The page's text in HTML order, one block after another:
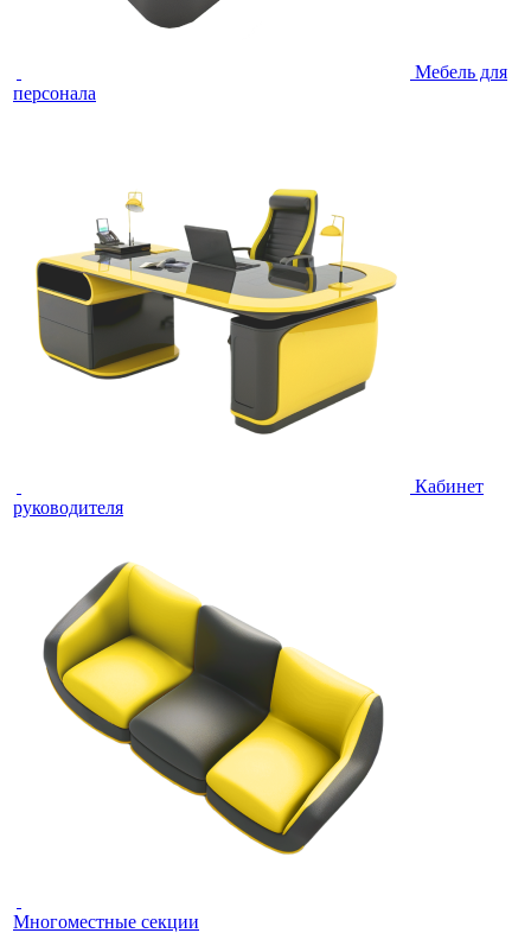
Мебель для
персонала
Кабинет
руководителя
Многоместные секции